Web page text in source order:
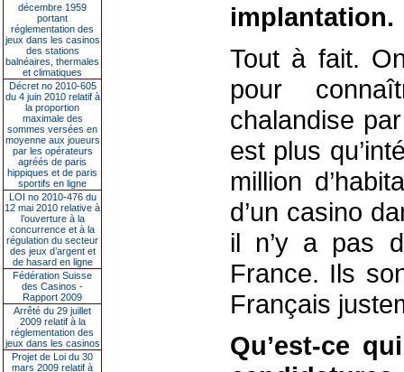
décembre 1959
portant
réglementation des
jeux dans les casinos
des stations
balnéaires, thermales
et climatiques
Décret no 2010-605
du 4 juin 2010 relatif à
la proportion
maximale des
sommes versées en
moyenne aux joueurs
par les opérateurs
agréés de paris
hippiques et de paris
sportifs en ligne
LOI no 2010-476 du
12 mai 2010 relative à
l’ouverture à la
concurrence et à la
régulation du secteur
des jeux d’argent et
de hasard en ligne
Fédération Suisse
des Casinos -
Rapport 2009
Arrêté du 29 juillet
2009 relatif à la
réglementation des
jeux dans les casinos
Projet de Loi du 30
mars 2009 relatif à
implantation.
Tout à fait.
pour
chalandise
est plus
million
d’un casino
il n’y a pas
France. Ils
Français
Qu’est-ce